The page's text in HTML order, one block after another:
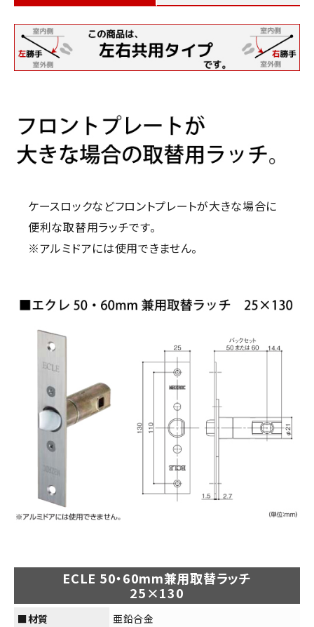
ケースロックなどフロントプレートが大きな場合に
便利な取替用ラッチです。
※アルミドアには使用できません。
ECLE 50・60mm兼用取替ラッチ
25×130
■材質 亜鉛合金